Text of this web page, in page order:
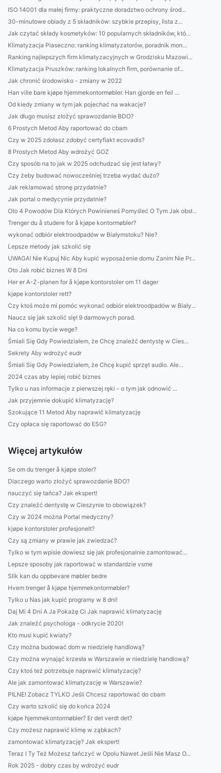
ISO 14001 dla małej firmy: praktyczne doradztwo ochrony środ...
30-minutowe obiady z 5 składników: szybkie przepisy, lista z...
Jak czytać składy kosmetyków: 10 popularnych składników, któ...
Klimatyzacja Piaseczno: ranking klimatyzatorów, poradnik mon...
Ranking najlepszych firm klimatyzacyjnych w Grodzisku Mazowi...
Klimatyzacja Pruszków: ranking lokalnych firm, porównanie of...
Jak chronić środowisko - zmiany w 2022
Han ville bare kjøpe hjemmekontormøbler. Han gjorde en feil ...
Od kiedy zmiany w tym jak pojechać na wakacje?
Jak długo musisz złożyć sprawozdanie BDO?
6 Prostych Metod Aby raportować do cbam
Czy w 2025 zdołasz zdobyć certyfiakt ecovadis?
8 Prostych Metod Aby wdrożyć GOZ
Czy sposób na to jak w 2025 odchudzać się jest łatwy?
Czy żeby budować nowocześniej trzeba wydać dużo?
Jak reklamować stronę przydatnie?
Jak portal o medycynie przydatnie?
Oto 4 Powodów Dla Których Powinieneś Pomyśleć O Tym Jak obsł...
Trenger du å studere for å kjøpe kontormøbler?
wykonać odbiór elektroodpadów w Białymstoku? Nie?
Lepsze metody jak szkolić się
UWAGA! Nie Kupuj Nic Aby kupić wyposażenie domu Zanim Nie Pr...
Oto Jak robić biznes W 8 Dni
Her er A-Z-planen for å kjøpe kontorstoler om 11 dager
kjøpe kontorstoler rett?
Czy ktoś może mi pomóc wykonać odbiór elektroodpadów w Biały...
Naucz się jak szkolić się! 9 darmowych porad.
Na co komu bycie wege?
Śmiali Się Gdy Powiedziałem, że Chcę znaleźć dentystę w Cies...
Sekrety Aby wdrożyć eudr
Śmiali Się Gdy Powiedziałem, że Chcę kupić sprzęt audio. Ale...
2024 czas aby lepiej robić biznes
Tylko u nas informacje z pierwszej ręki - o tym jak odnowić ...
Jak przyjemnie dokupić klimatyzację?
Szokujące 11 Metod Aby naprawić klimatyzację
Czy opłaca się raportować do ESG?
Więcej artykułów
Se om du trenger å kjøpe stoler?
Dlaczego warto złożyć sprawozdanie BDO?
nauczyć się tańca? Jak ekspert!
Czy znaleźć dentystę w Cieszynie to obowiązek?
Czy w 2024 można Portal medyczny?
kjøpe kontorstoler profesjonelt?
Czy są zmiany w prawie jak zwiedzać?
Tylko w tym wpisie dowiesz się jak profesjonalnie zamontować...
Lepsze sposoby jak raportować w standardzie vsme
Slik kan du oppbevare møbler bedre
Hvem trenger å kjøpe hjemmekontormøbler?
Tylko u Nas jak kupić programy w 8 dni!
Daj Mi 4 Dni A Ja Pokażę Ci Jak naprawić klimatyzację
Jak znaleźć psychologa - odkrycie 2020!
Kto musi kupić kwiaty?
Czy można budować dom w niedzielę handlową?
Czy można wynająć krzesła w Warszawie w niedzielę handlową?
Czy ktoś też potrzebuje naprawić klimatyzację?
Ale jak zamontować klimatyzację w Warszawie?
PILNE! Zobacz TYLKO Jeśli Chcesz raportować do cbam
Czy warto szkolić się do końca 2024
kjøpe hjemmekontormøbler? Er det verdt det?
Czy możesz naprawić klimę w ząbkach?
zamontować klimatyzację? Jak ekspert!
Teraz I Ty Też Możesz tańczyć w Opolu Nawet Jeśli Nie Masz O...
Rok 2025 - dobry czas by wdrożyć eudr